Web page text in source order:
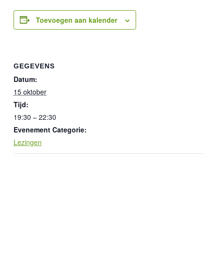
Toevoegen aan kalender
GEGEVENS
Datum:
15 oktober
Tijd:
19:30 – 22:30
Evenement Categorie:
Lezingen